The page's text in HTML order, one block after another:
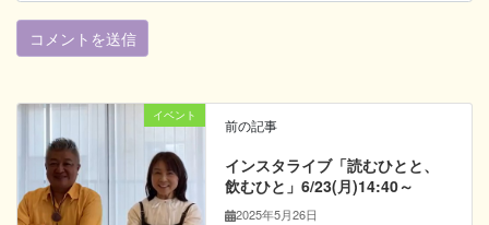
イベント
前の記事
インスタライブ「読むひとと、
飲むひと」6/23(月)14:40～
2025年5月26日